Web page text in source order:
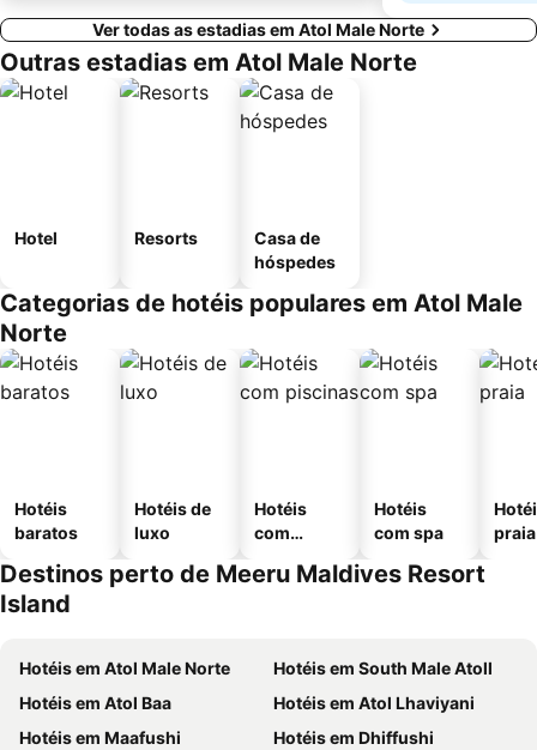
Ver todas as estadias em Atol Male Norte
Outras estadias em Atol Male Norte
Hotel Resorts
Casa de
hóspedes
Categorias de hotéis populares em Atol Male
Norte
Hotéis
baratos
Hotéis de
luxo
Hotéis
com
Hotéis
com spa
praia
Destinos perto de Meeru Maldives Resort
Island
Hotéis em Atol Male Norte
Hotéis em South Male Atoll
Hotéis em Atol Baa
Hotéis em Atol Lhaviyani
Hotéis em Maafushi
Hotéis em Dhiffushi